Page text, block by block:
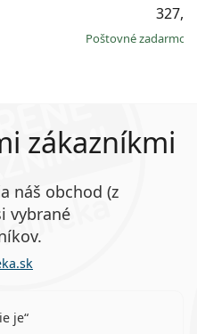
Poštovné zadarmo
zákazníkmi
náš obchod (z
vybrané
je